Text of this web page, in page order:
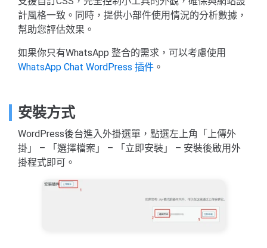
計風格一致。同時，提供小部件使用情況的分析數據，
幫助您評估效果。
如果你只有WhatsApp 整合的需求，可以考慮使用
WhatsApp Chat WordPress 插件 。
安裝方式
WordPress後台進入外掛選單，點選左上角「上傳外
掛」 – 「選擇檔案」 – 「立即安裝」 – 安裝後啟用外
掛程式即可。